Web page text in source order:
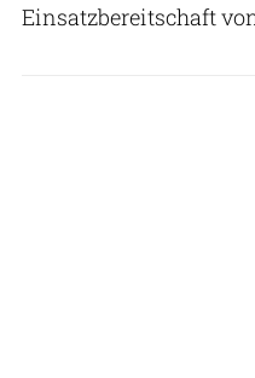
Einsatzbereitschaft